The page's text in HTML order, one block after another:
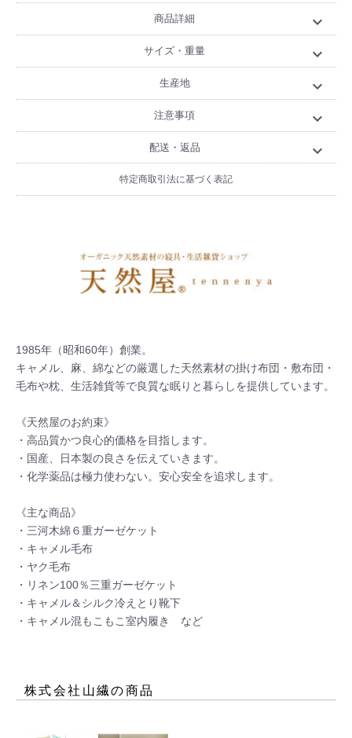
商品詳細 expand_more
サイズ・重量 expand_more
生産地 expand_more
注意事項 expand_more
配送・返品 expand_more
特定商取引法に基づく表記
1985年（昭和60年）創業。
キャメル、麻、綿などの厳選した天然素材の掛け布団・敷布団・
毛布や枕、生活雑貨等で良質な眠りと暮らしを提供しています。
《天然屋のお約束》
・高品質かつ良心的価格を目指します。
・国産、日本製の良さを伝えていきます。
・化学薬品は極力使わない。安心安全を追求します。
《主な商品》
・三河木綿６重ガーゼケット
・キャメル毛布
・ヤク毛布
・リネン100％三重ガーゼケット
・キャメル＆シルク冷えとり靴下
・キャメル混もこもこ室内履き　など
株式会社山繊の商品